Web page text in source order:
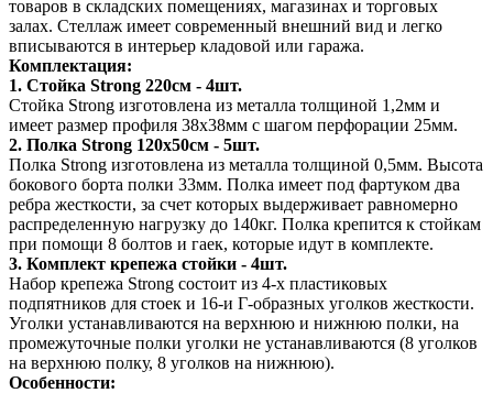
товаров в складских помещениях, магазинах и торговых
залах. Стеллаж имеет современный внешний вид и легко
вписываются в интерьер кладовой или гаража.
Комплектация:
1. Стойка Strong 220см - 4шт.
Стойка Strong изготовлена из металла толщиной 1,2мм и
имеет размер профиля 38х38мм с шагом перфорации 25мм.
2. Полка Strong 120х50см - 5шт.
Полка Strong изготовлена из металла толщиной 0,5мм. Высота
бокового борта полки 33мм. Полка имеет под фартуком два
ребра жесткости, за счет которых выдерживает равномерно
распределенную нагрузку до 140кг. Полка крепится к стойкам
при помощи 8 болтов и гаек, которые идут в комплекте.
3. Комплект крепежа стойки - 4шт.
Набор крепежа Strong состоит из 4-х пластиковых
подпятников для стоек и 16-и Г-образных уголков жесткости.
Уголки устанавливаются на верхнюю и нижнюю полки, на
промежуточные полки уголки не устанавливаются (8 уголков
на верхнюю полку, 8 уголков на нижнюю).
Особенности: